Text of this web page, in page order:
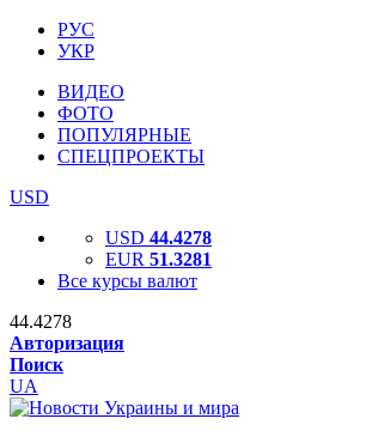
РУС
УКР
ВИДЕО
ФОТО
ПОПУЛЯРНЫЕ
СПЕЦПРОЕКТЫ
USD
USD 44.4278
EUR 51.3281
Все курсы валют
44.4278
Авторизация
Поиск
UA